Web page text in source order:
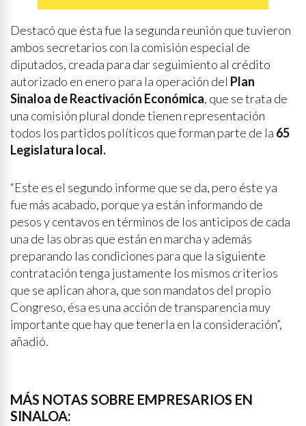
Destacó que ésta fue la segunda reunión que tuvieron
ambos secretarios con la comisión especial de
diputados, creada para dar seguimiento al crédito
autorizado en enero para la operación del Plan
Sinaloa de Reactivación Económica, que se trata de
una comisión plural donde tienen representación
todos los partidos políticos que forman parte de la 65
Legislatura local.
“Este es el segundo informe que se da, pero éste ya
fue más acabado, porque ya están informando de
pesos y centavos en términos de los anticipos de cada
una de las obras que están en marcha y además
preparando las condiciones para que la siguiente
contratación tenga justamente los mismos criterios
que se aplican ahora, que son mandatos del propio
Congreso, ésa es una acción de transparencia muy
importante que hay que tenerla en la consideración”,
añadió.
MÁS NOTAS SOBRE EMPRESARIOS EN
SINALOA: